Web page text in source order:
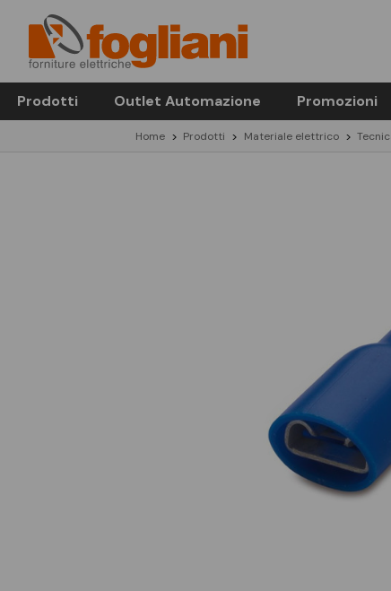
Prodotti Outlet Automazione Promozioni
Home Prodotti Materiale elettrico